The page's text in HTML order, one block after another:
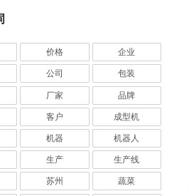
价格 企业
公司 包装
厂家 品牌
客户 成型机
机器 机器人
生产 生产线
苏州 蔬菜